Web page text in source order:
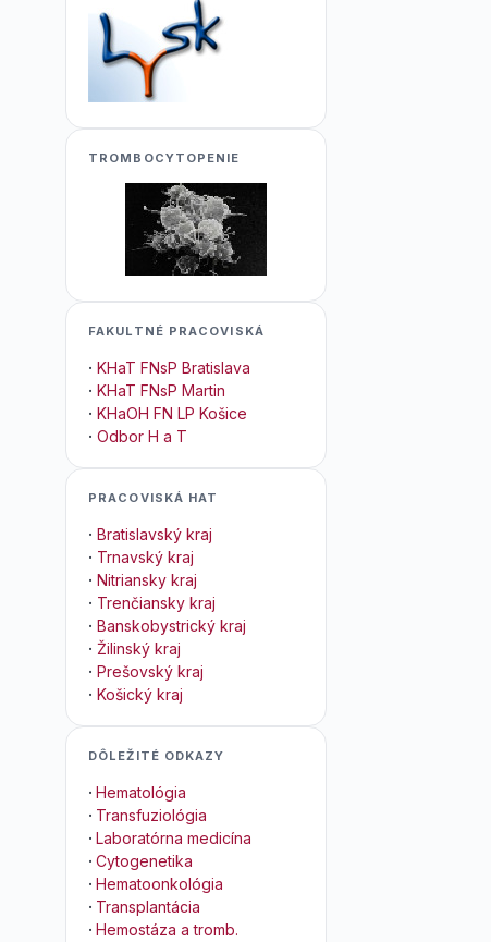
TROMBOCYTOPENIE
FAKULTNÉ PRACOVISKÁ
· KHaT FNsP Bratislava
· KHaT FNsP Martin
· KHaOH FN LP Košice
· Odbor H a T
PRACOVISKÁ HAT
· Bratislavský kraj
· Trnavský kraj
· Nitriansky kraj
· Trenčiansky kraj
· Banskobystrický kraj
· Žilinský kraj
· Prešovský kraj
· Košický kraj
DÔLEŽITÉ ODKAZY
· Hematológia
· Transfuziológia
· Laboratórna medicína
· Cytogenetika
· Hematoonkológia
· Transplantácia
· Hemostáza a tromb.